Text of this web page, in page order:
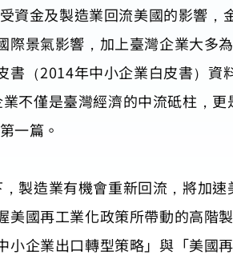
資金及製造業回流美國的影響，
景氣影響，加上臺灣企業大多
（2014年中小企業白皮書）資
不僅是臺灣經濟的中流砥柱，更
一篇。
製造業有機會重新回流，將加速
國再工業化政策所帶動的高階
企業出口轉型策略」與「美國